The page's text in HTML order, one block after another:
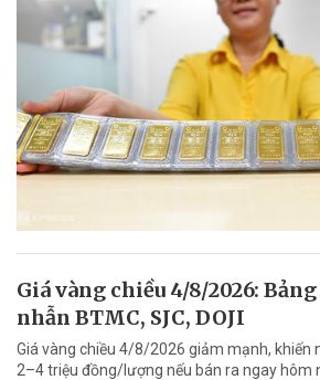
Giá vàng chiều 4/8/2026:
nhẫn BTMC, SJC, DOJI
Giá vàng chiều 4/8/2026 giảm mạnh, khiến
2–4 triệu đồng/lượng nếu bán ra ngay hôm